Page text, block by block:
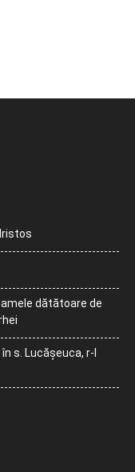
dătătoare de
s. Lucășeuca, r-l